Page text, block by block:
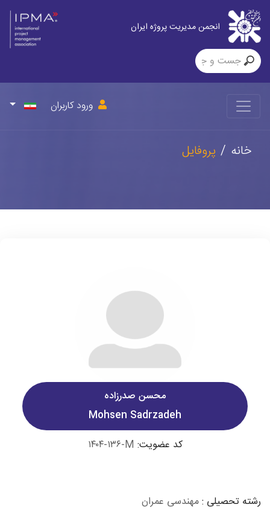
انجمن مدیریت پروژه ایران
ورود کاربران
خانه پروفایل
محسن صدرزاده
Mohsen Sadrzadeh
کد عضویت:۱۴۰۴-۱۳۶-M
رشته تحصیلی :مهندسی عمران